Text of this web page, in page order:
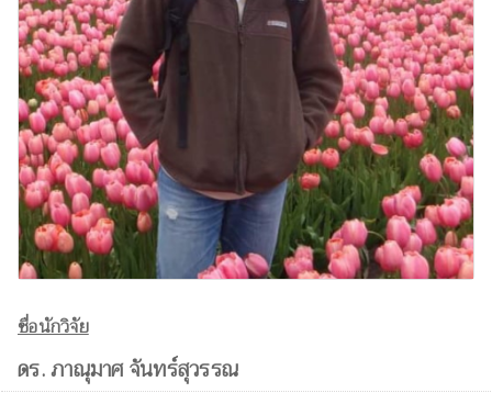
ชื่อนักวิจัย
ดร. ภาณุมาศ จันทร์สุวรรณ